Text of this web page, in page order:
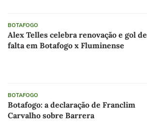
BOTAFOGO
Alex Telles celebra renovação e gol de
falta em Botafogo x Fluminense
BOTAFOGO
Botafogo: a declaração de Franclim
Carvalho sobre Barrera